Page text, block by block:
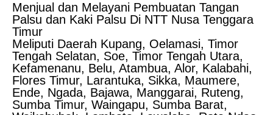
Menjual dan Melayani Pembuatan Tangan
Palsu dan Kaki Palsu Di NTT Nusa Tenggara
Timur
Meliputi Daerah Kupang, Oelamasi, Timor
Tengah Selatan, Soe, Timor Tengah Utara,
Kefamenanu, Belu, Atambua, Alor, Kalabahi,
Flores Timur, Larantuka, Sikka, Maumere,
Ende, Ngada, Bajawa, Manggarai, Ruteng,
Sumba Timur, Waingapu, Sumba Barat,